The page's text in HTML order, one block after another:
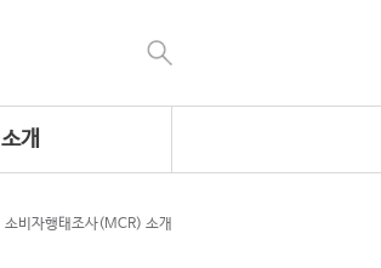
소개
소비자행태조사(MCR) 소개